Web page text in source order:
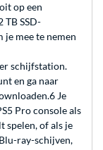
op een
TB SSD-
mee te nemen
schijfstation.
en ga naar
Je
Pro console als
spelen, of als je
ray-schijven,